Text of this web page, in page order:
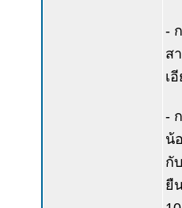
-
ส
เ
-
น้
กั
ยื